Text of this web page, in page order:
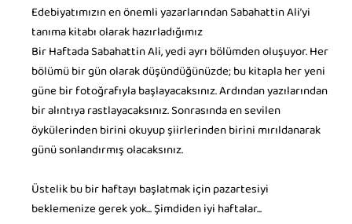
Edebiyatımızın en önemli yazarlarından Sabahattin Ali’yi
tanıma kitabı olarak hazırladığımız
Bir Haftada Sabahattin Ali, yedi ayrı bölümden oluşuyor. Her
bölümü bir gün olarak düşündüğünüzde; bu kitapla her yeni
güne bir fotoğrafıyla başlayacaksınız. Ardından yazılarından
bir alıntıya rastlayacaksınız. Sonrasında en sevilen
öykülerinden birini okuyup şiirlerinden birini mırıldanarak
günü sonlandırmış olacaksınız.
Üstelik bu bir haftayı başlatmak için pazartesiyi
beklemenize gerek yok... Şimdiden iyi haftalar...